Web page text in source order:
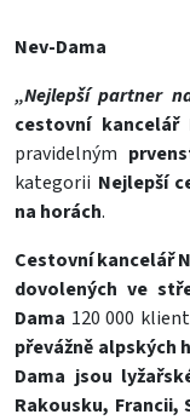
Nev-Dama
„Nejlepší partner
cestovní kancelář
pravidelným
kategorii Nejlepší
na horách.
Cestovní kancelář
dovolených ve
Dama 120 000
převážně alpských
Dama jsou
Rakousku, Francii,